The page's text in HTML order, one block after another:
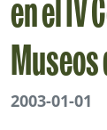
en el IV
Museos
2003-01-01